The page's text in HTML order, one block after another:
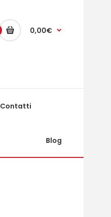
0,00€
Contatti
Blog